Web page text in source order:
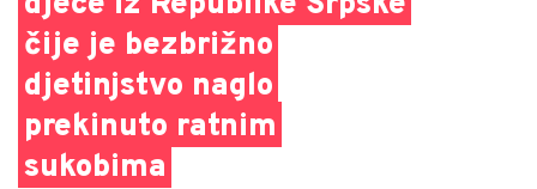
čije je bezbrižno
djetinjstvo naglo
prekinuto ratnim
sukobima